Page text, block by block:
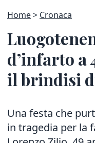
Home Cronaca
d’infarto a
il brindisi
Una festa che
in tragedia per la